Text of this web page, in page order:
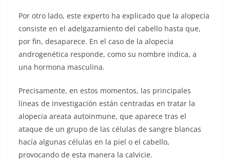
Por otro lado, este experto ha explicado que la alopecia
consiste en el adelgazamiento del cabello hasta que,
por fin, desaparece. En el caso de la alopecia
androgenética responde, como su nombre indica, a
una hormona masculina.
Precisamente, en estos momentos, las principales
líneas de investigación están centradas en tratar la
alopecia areata autoinmune, que aparece tras el
ataque de un grupo de las células de sangre blancas
hacía algunas células en la piel o el cabello,
provocando de esta manera la calvicie.